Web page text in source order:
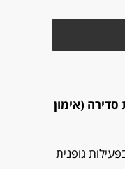
(אימון
גופנית